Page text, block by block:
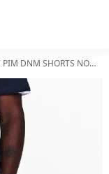
DNM SHORTS NOOS